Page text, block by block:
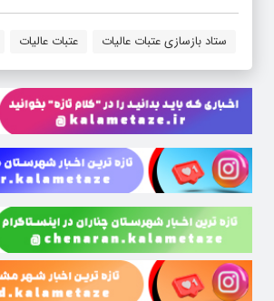
ستاد بازسازی عتبات عالیات عتبات عالیات